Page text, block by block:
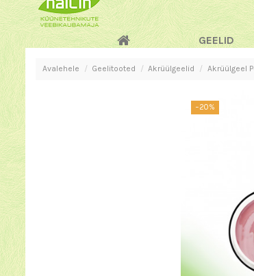
GEELID
Avalehele Geelitooted Akrüülgeelid Akrüülgeel
−20%